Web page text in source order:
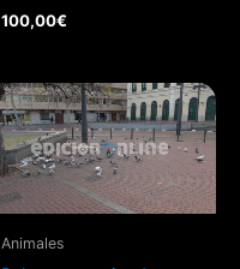
100,00€
Animales